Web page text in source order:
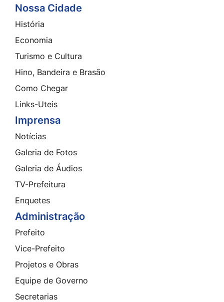
Youtube
Seção do Rodapé e Contato
Nossa Cidade
História
Economia
Turismo e Cultura
Hino, Bandeira e Brasão
Como Chegar
Links-Uteis
Imprensa
Notícias
Galeria de Fotos
Galeria de Áudios
TV-Prefeitura
Enquetes
Administração
Prefeito
Vice-Prefeito
Projetos e Obras
Equipe de Governo
Secretarias